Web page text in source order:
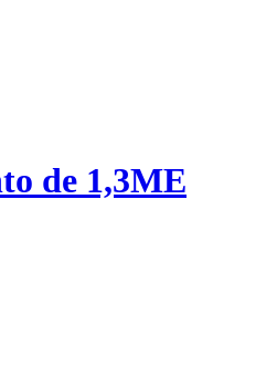
de 1,3ME